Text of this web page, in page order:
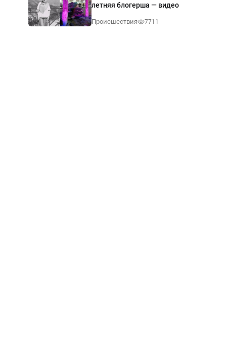
летняя блогерша — видео
Происшествия 7711